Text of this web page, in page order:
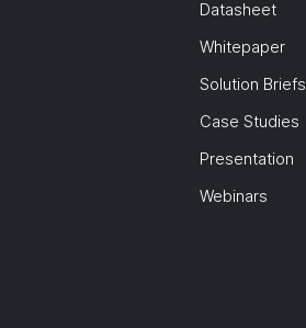
Datasheet
Whitepaper
Solution Briefs
Case Studies
Presentation
Webinars